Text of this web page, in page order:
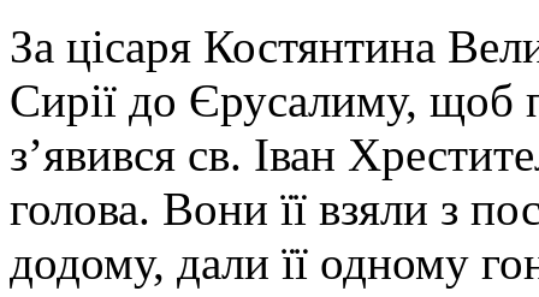
За цісаря Костянтина
Сирії до Єрусалиму, щоб
з’явився св. Іван
голова. Вони її взяли з
додому, дали її одному